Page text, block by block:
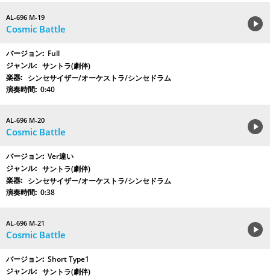
AL-696 M-19
Cosmic Battle
Full
サントラ(劇伴)
シンセサイザー/オーケストラ/シンセドラム
0:40
AL-696 M-20
Cosmic Battle
Ver違い
サントラ(劇伴)
シンセサイザー/オーケストラ/シンセドラム
0:38
AL-696 M-21
Cosmic Battle
Short Type1
サントラ(劇伴)